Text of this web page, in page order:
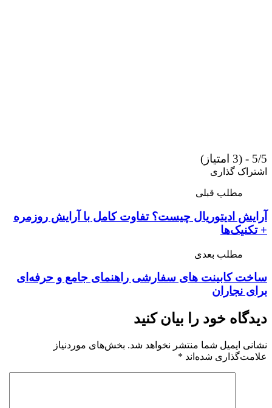
5/5 - (3 امتیاز)
اشتراک گذاری
مطلب قبلی
آرایش ادیتوریال چیست؟ تفاوت کامل با آرایش روزمره
+ تکنیک‌ها
مطلب بعدی
ساخت کابینت‌ های سفارشی راهنمای جامع و حرفه‌ای
برای نجاران
دیدگاه خود را بیان کنید
نشانی ایمیل شما منتشر نخواهد شد. بخش‌های موردنیاز
علامت‌گذاری شده‌اند *